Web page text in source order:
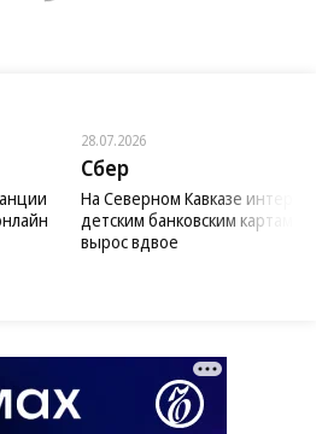
28.07.2026
Сбер
На Северном Кавказе интерес
детским банковским картам
вырос вдвое